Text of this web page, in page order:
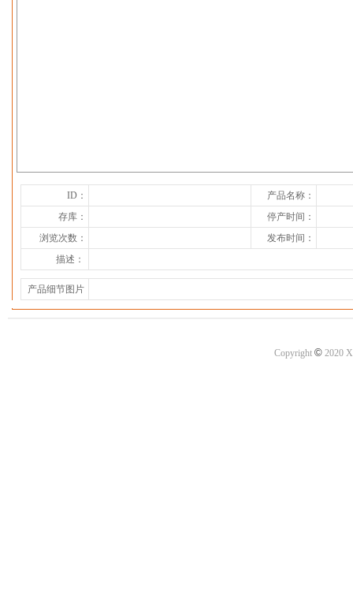
ID：
产品名称：
存库：
停产时间：
浏览次数：
发布时间：
描述：
产品细节图片
Copyright ©2020